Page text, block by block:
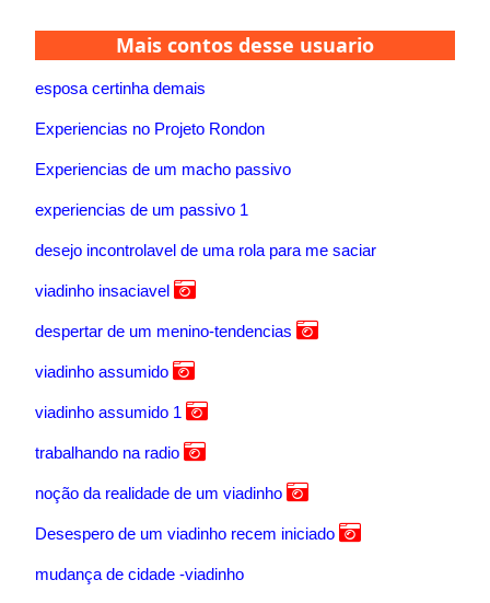
Mais contos desse usuario
esposa certinha demais
Experiencias no Projeto Rondon
Experiencias de um macho passivo
experiencias de um passivo 1
desejo incontrolavel de uma rola para me saciar
viadinho insaciavel
despertar de um menino-tendencias
viadinho assumido
viadinho assumido 1
trabalhando na radio
noção da realidade de um viadinho
Desespero de um viadinho recem iniciado
mudança de cidade -viadinho